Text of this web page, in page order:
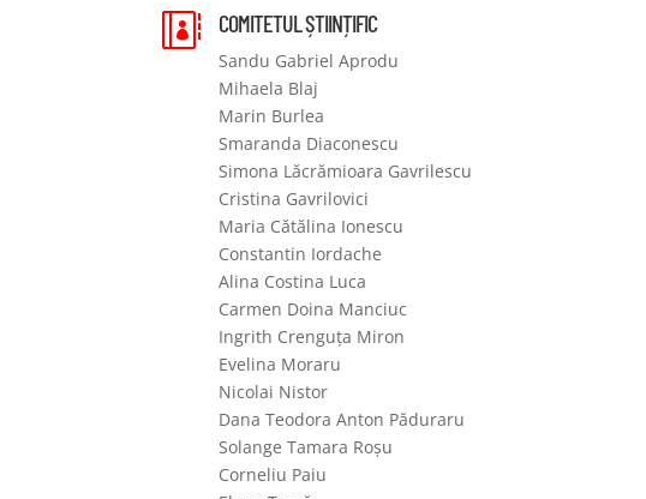
 COMITETUL ȘTIINȚIFIC
Sandu Gabriel Aprodu
Mihaela Blaj
Marin Burlea
Smaranda Diaconescu
Simona Lăcrămioara Gavrilescu
Cristina Gavrilovici
Maria Cătălina Ionescu
Constantin Iordache
Alina Costina Luca
Carmen Doina Manciuc
Ingrith Crenguța Miron
Evelina Moraru
Nicolai Nistor
Dana Teodora Anton Păduraru
Solange Tamara Roșu
Corneliu Paiu